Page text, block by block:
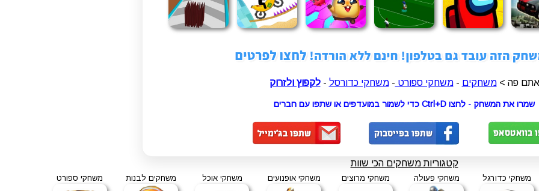
אתם פה >משחקים -משחקי ספורט -משחקי כדורסל -לקפוץ ולזרוק
שמרו את המשחק - לחצו Ctrl+D כדי לשמור במועדפים או שתפו עם חברים
קטגוריות משחקים הכי שוות
משחקי כדורגל משחקי פעולה משחקי מרוצים משחקי אופנועים משחקי אוכל משחקים לבנות משחקי ספורט